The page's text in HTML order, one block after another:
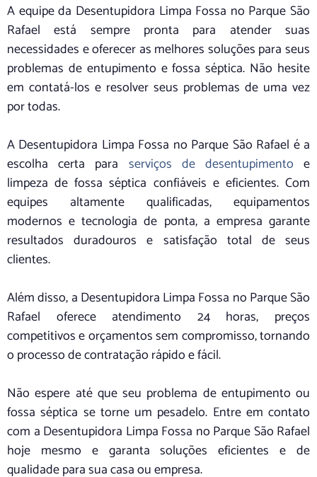
A equipe da Desentupidora Limpa Fossa no Parque São
Rafael está sempre pronta para atender suas
necessidades e oferecer as melhores soluções para seus
problemas de entupimento e fossa séptica. Não hesite
em contatá-los e resolver seus problemas de uma vez
por todas.
A Desentupidora Limpa Fossa no Parque São Rafael é a
escolha certa para serviços de desentupimento e
limpeza de fossa séptica confiáveis e eficientes. Com
equipes altamente qualificadas, equipamentos
modernos e tecnologia de ponta, a empresa garante
resultados duradouros e satisfação total de seus
clientes.
Além disso, a Desentupidora Limpa Fossa no Parque São
Rafael oferece atendimento 24 horas, preços
competitivos e orçamentos sem compromisso, tornando
o processo de contratação rápido e fácil.
Não espere até que seu problema de entupimento ou
fossa séptica se torne um pesadelo. Entre em contato
com a Desentupidora Limpa Fossa no Parque São Rafael
hoje mesmo e garanta soluções eficientes e de
qualidade para sua casa ou empresa.